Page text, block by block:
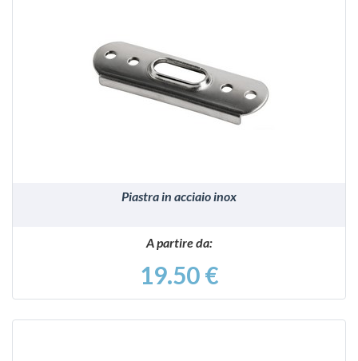
VEDI
Piastra in acciaio inox
A partire da:
19.50 €